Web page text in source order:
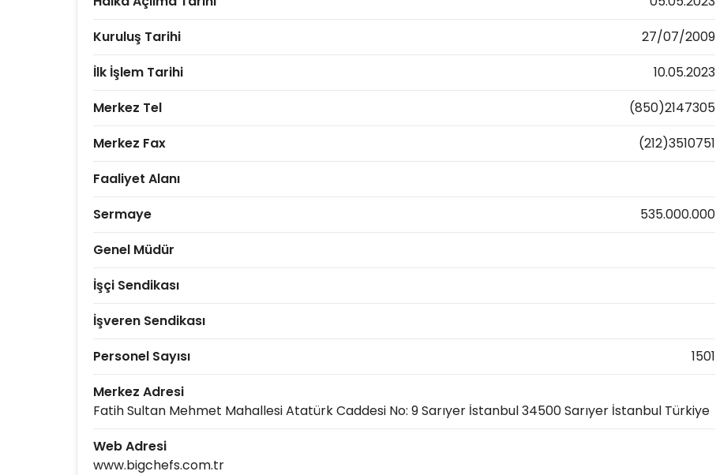
Kuruluş Tarihi
27/07/2009
İlk İşlem Tarihi
10.05.2023
Merkez Tel
(850)2147305
Merkez Fax
(212)3510751
Faaliyet Alanı
Sermaye
535.000.000
Genel Müdür
İşçi Sendikası
İşveren Sendikası
Personel Sayısı
1501
Merkez Adresi
Fatih Sultan Mehmet Mahallesi Atatürk Caddesi No: 9 Sarıyer İstanbul 34500 Sarıyer İstanbul Türkiye
Web Adresi
www.bigchefs.com.tr